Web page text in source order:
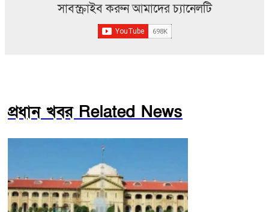
সাবস্ক্রাইব করুন আমাদের চ্যানেলটি
প্রধান খবর Related News